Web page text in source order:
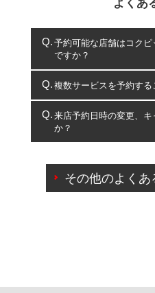
よくあ
予約可能な店舗はコク
ですか？
コクピット・タイヤ館の
複数サービスを予約する
複数サービスのご予約は
一部の商品・サービスの組
出来ないものもございます。
来店予約日時の変更、
か？
ご来店予約日の3営業日
の日時変更につきまし
その他のよくあ